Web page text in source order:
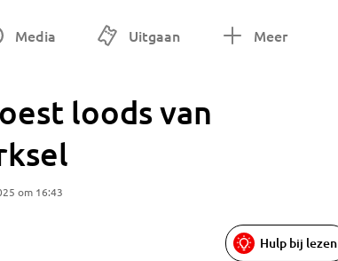
Media Uitgaan Meer
loods van
om 16:43
Hulp bij lezen